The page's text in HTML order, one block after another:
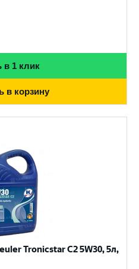
в 1 клик
в корзину
Tronicstar C2 5W30, 5л,